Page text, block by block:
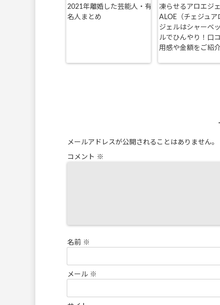
2021年離婚した芸能人・有
名人まとめ
凍らせるアロエジ
ALOE（チェジュア
ジェルはシャーベ
ルでひんやり！口
用感や金額をご紹
メールアドレスが公開されることはありません。
コメント ※
名前 ※
メール ※